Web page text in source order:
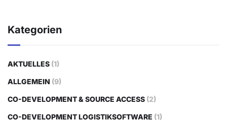
Kategorien
AKTUELLES (1)
ALLGEMEIN (9)
CO-DEVELOPMENT & SOURCE ACCESS (2)
CO-DEVELOPMENT LOGISTIKSOFTWARE (1)